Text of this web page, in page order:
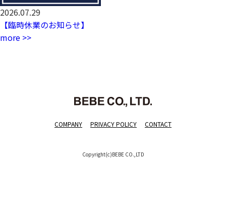
2026.07.29
【臨時休業のお知らせ】
more >>
COMPANY PRIVACY POLICY CONTACT
Copyright(c)BEBE CO.,LTD